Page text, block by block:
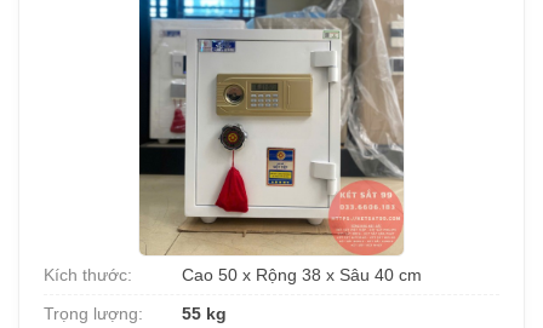
Kích thước:
Cao 50 x Rộng 38 x Sâu 40 cm
Trọng lượng:
55 kg